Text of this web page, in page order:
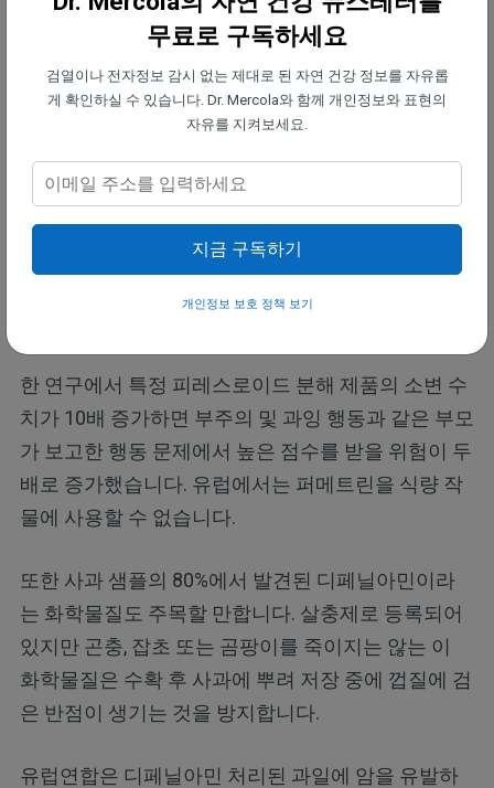
검출되었습니다. 퍼메트린은 국화에서 발견되는 천
연 화학 물질에서 추출한 합성 화학 물질인 피레스로
이드 살충제입니다.
동물 연구에 따르면 피레스로이드는 신경계, 면역계
및 생식계에 손상을 입힐 수 있으며, 캐나다 연구에
한 연구에서 특정 피레스로이드 분해 제품의 소변 수
치가 10배 증가하면 부주의 및 과잉 행동과 같은 부모
가 보고한 행동 문제에서 높은 점수를 받을 위험이 두
배로 증가했습니다. 유럽에서는 퍼메트린을 식량 작
물에 사용할 수 없습니다.
또한 사과 샘플의 80%에서 발견된 디페닐아민이라
는 화학물질도 주목할 만합니다. 살충제로 등록되어
있지만 곤충, 잡초 또는 곰팡이를 죽이지는 않는 이
화학물질은 수확 후 사과에 뿌려 저장 중에 껍질에 검
은 반점이 생기는 것을 방지합니다.
유럽연합은 디페닐아민 처리된 과일에 암을 유발하
무료로 구독하세요
검열이나 전자정보 감시 없는 제대로 된 자연 건강 정보를 자유롭
게 확인하실 수 있습니다. Dr. Mercola와 함께 개인정보와 표현의
자유를 지켜보세요.
지금 구독하기
개인정보 보호 정책 보기